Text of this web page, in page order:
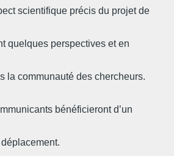
scientifique précis du projet de
quelques perspectives et en
la communauté des chercheurs.
bénéficieront d’un